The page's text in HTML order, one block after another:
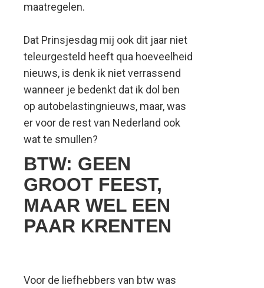
maatregelen.
Dat Prinsjesdag mij ook dit jaar niet
teleurgesteld heeft qua hoeveelheid
nieuws, is denk ik niet verrassend
wanneer je bedenkt dat ik dol ben
op autobelastingnieuws, maar, was
er voor de rest van Nederland ook
wat te smullen?
BTW: GEEN
GROOT FEEST,
MAAR WEL EEN
PAAR KRENTEN
Voor de liefhebbers van btw was